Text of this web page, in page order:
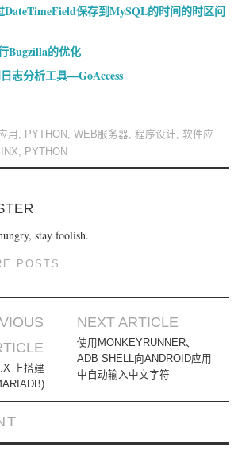
DateTimeField保存到MySQL的时间的时区问
Bugzilla的优化
志分析工具—GoAccess
用 , PYTHON ,WEB服务器,程序设计,软件应
, PYTHON
stay foolish.
POSTS
上搭建
NEXT ARTICLE
使用MONKEYRUNNER、
ADB SHELL向ANDROID应用
中自动输入中文字符